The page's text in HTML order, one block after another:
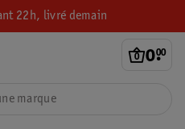
22h, livré demain
0.
00